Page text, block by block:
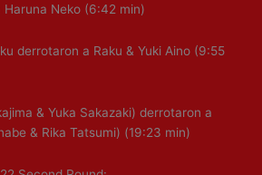
Neko (6:42 min)
derrotaron a Raku & Yuki Aino (9:55
& Yuka Sakazaki) derrotaron a
& Rika Tatsumi) (19:23 min)